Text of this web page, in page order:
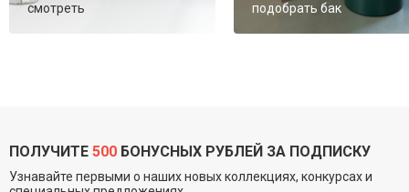
смотреть подобрать бак
ПОЛУЧИТЕ 500 БОНУСНЫХ РУБЛЕЙ ЗА ПОДПИСКУ
Узнавайте первыми о наших новых коллекциях, конкурсах и